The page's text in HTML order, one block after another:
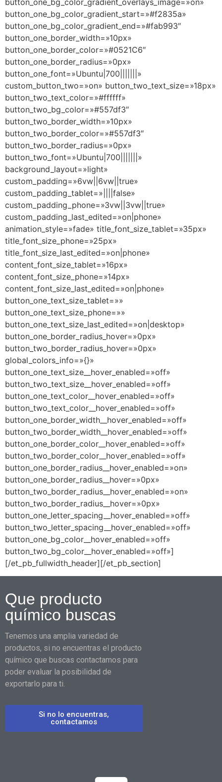
button_one_bg_color_gradient_overlays_image=»on»
button_one_bg_color_gradient_start=»#f2835a»
button_one_bg_color_gradient_end=»#fab993″
button_one_border_width=»10px»
button_one_border_color=»#0521C6″
button_one_border_radius=»0px»
button_one_font=»Ubuntu|700|||||||»
custom_button_two=»on» button_two_text_size=»18px»
button_two_text_color=»#ffffff»
button_two_bg_color=»#557df3″
button_two_border_width=»10px»
button_two_border_color=»#557df3″
button_two_border_radius=»0px»
button_two_font=»Ubuntu|700|||||||»
background_layout=»light»
custom_padding=»6vw||6vw||true»
custom_padding_tablet=»||||false»
custom_padding_phone=»3vw||3vw||true»
custom_padding_last_edited=»on|phone»
animation_style=»fade» title_font_size_tablet=»35px»
title_font_size_phone=»25px»
title_font_size_last_edited=»on|phone»
content_font_size_tablet=»16px»
content_font_size_phone=»14px»
content_font_size_last_edited=»on|phone»
button_one_text_size_tablet=»»
button_one_text_size_phone=»»
button_one_text_size_last_edited=»on|desktop»
button_one_border_radius_hover=»0px»
button_two_border_radius_hover=»0px»
global_colors_info=»{}»
button_one_text_size__hover_enabled=»off»
button_two_text_size__hover_enabled=»off»
button_one_text_color__hover_enabled=»off»
button_two_text_color__hover_enabled=»off»
button_one_border_width__hover_enabled=»off»
button_two_border_width__hover_enabled=»off»
button_one_border_color__hover_enabled=»off»
button_two_border_color__hover_enabled=»off»
button_one_border_radius__hover_enabled=»on»
button_one_border_radius__hover=»0px»
button_two_border_radius__hover_enabled=»on»
button_two_border_radius__hover=»0px»
button_one_letter_spacing__hover_enabled=»off»
button_two_letter_spacing__hover_enabled=»off»
button_one_bg_color__hover_enabled=»off»
button_two_bg_color__hover_enabled=»off»]
[/et_pb_fullwidth_header][/et_pb_section]
Que producto
químico buscas
Tenemos una amplia variedad de
productos, si no encuentras el producto
químico que buscas contactamos para
poder evaluar la posibilidad de
exportarlo para ti.
Si no lo encuentras,
contactamos